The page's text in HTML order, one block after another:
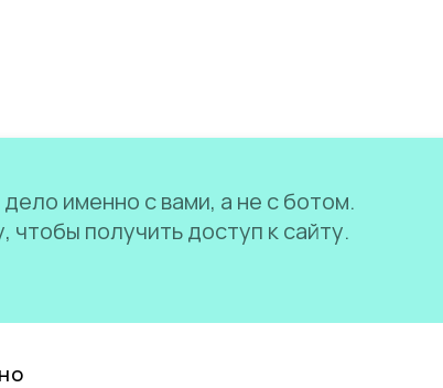
именно с вами, а не с ботом.
получить доступ к сайту.